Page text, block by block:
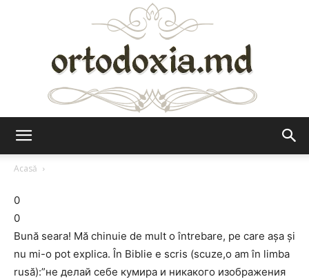
Acasă
0
0
Bună seara! Mă chinuie de mult o întrebare, pe care așa și
nu mi-o pot explica. În Biblie e scris (scuze,o am în limba
rusă):”не делай себе кумира и никакого изображения